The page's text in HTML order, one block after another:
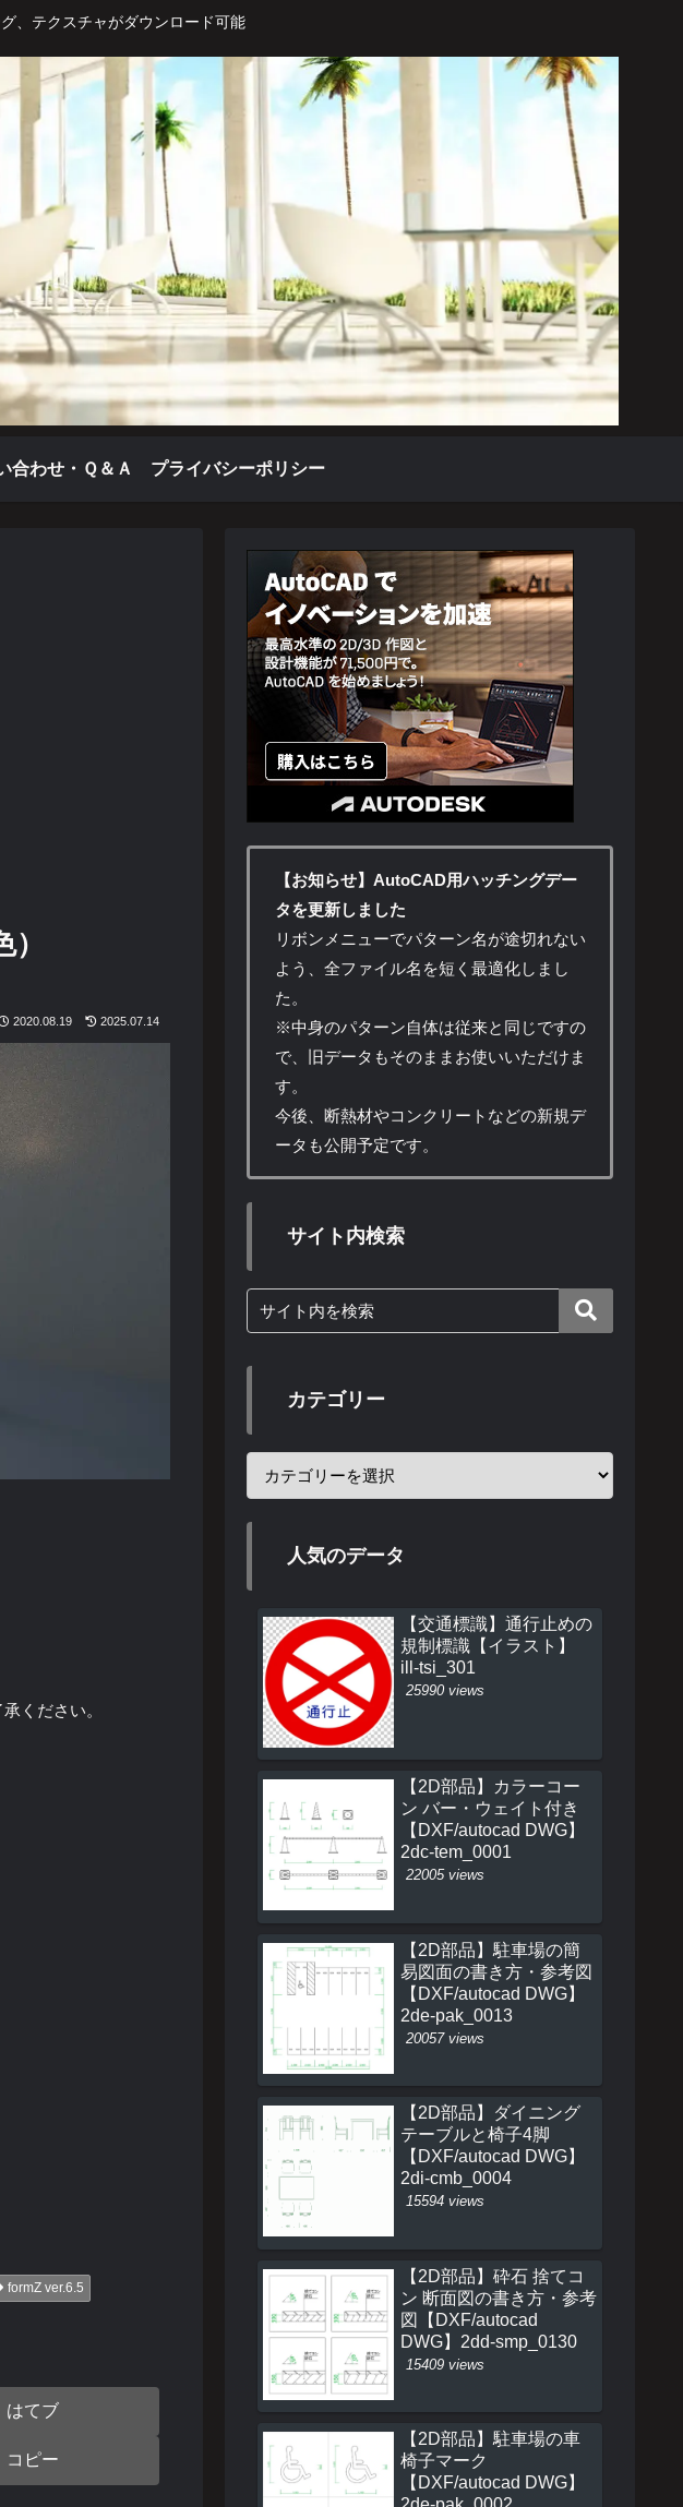
、テクスチャがダウンロード可能
合わせ・Ｑ＆Ａ プライバシーポリシー
2020.08.19 2025.07.14
ください。
formZ ver.6.5
はてブ
コピー
【お知らせ】AutoCAD用ハッチングデー
タを更新しました
リボンメニューでパターン名が途切れない
よう、全ファイル名を短く最適化しまし
た。
※中身のパターン自体は従来と同じですの
で、旧データもそのままお使いいただけま
す。
今後、断熱材やコンクリートなどの新規デ
ータも公開予定です。
サイト内検索
カテゴリー
人気のデータ
【交通標識】通行止めの
規制標識【イラスト】
ill-tsi_301
25990 views
【2D部品】カラーコー
ン バー・ウェイト付き
【DXF/autocad DWG】
2dc-tem_0001
22005 views
【2D部品】駐車場の簡
易図面の書き方・参考図
【DXF/autocad DWG】
2de-pak_0013
20057 views
【2D部品】ダイニング
テーブルと椅子4脚
【DXF/autocad DWG】
2di-cmb_0004
15594 views
【2D部品】砕石 捨てコ
ン 断面図の書き方・参考
図【DXF/autocad
DWG】2dd-smp_0130
15409 views
【2D部品】駐車場の車
椅子マーク
【DXF/autocad DWG】